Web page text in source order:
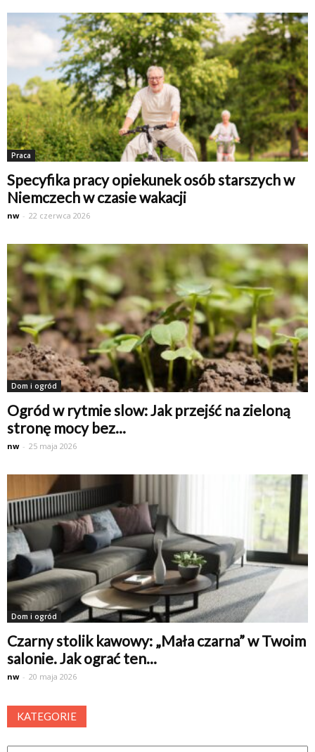
Praca
Specyfika pracy opiekunek osób starszych w
Niemczech w czasie wakacji
nw - 22 czerwca 2026
Dom i ogród
Ogród w rytmie slow: Jak przejść na zieloną
stronę mocy bez...
nw - 25 maja 2026
Dom i ogród
Czarny stolik kawowy: „Mała czarna” w Twoim
salonie. Jak ograć ten...
nw - 20 maja 2026
KATEGORIE
Kategorie